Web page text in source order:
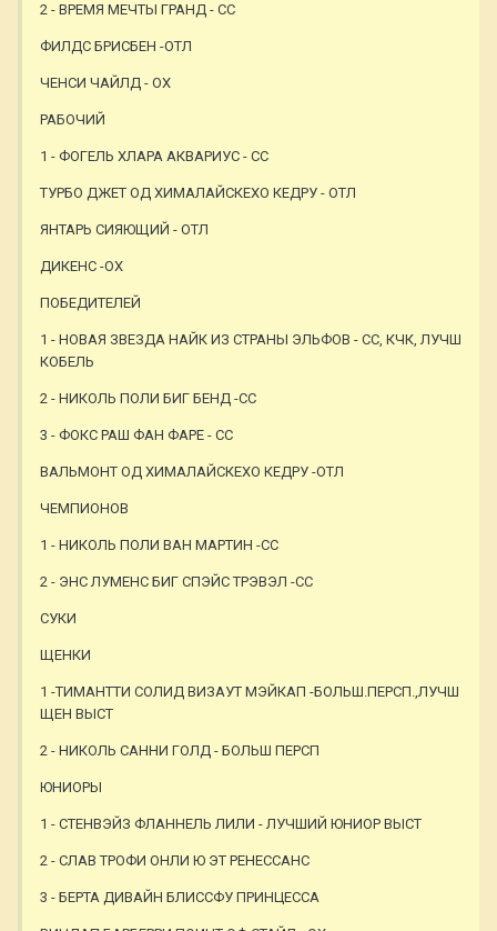
2 - ВРЕМЯ МЕЧТЫ ГРАНД - СС
ФИЛДС БРИСБЕН -ОТЛ
ЧЕНСИ ЧАЙЛД - ОХ
РАБОЧИЙ
1 - ФОГЕЛЬ ХЛАРА АКВАРИУС - СС
ТУРБО ДЖЕТ ОД ХИМАЛАЙСКЕХО КЕДРУ - ОТЛ
ЯНТАРЬ СИЯЮЩИЙ - ОТЛ
ДИКЕНС -ОХ
ПОБЕДИТЕЛЕЙ
1 - НОВАЯ ЗВЕЗДА НАЙК ИЗ СТРАНЫ ЭЛЬФОВ - СС, КЧК, ЛУЧШ
КОБЕЛЬ
2 - НИКОЛЬ ПОЛИ БИГ БЕНД -СС
3 - ФОКС РАШ ФАН ФАРЕ - СС
ВАЛЬМОНТ ОД ХИМАЛАЙСКЕХО КЕДРУ -ОТЛ
ЧЕМПИОНОВ
1 - НИКОЛЬ ПОЛИ ВАН МАРТИН -СС
2 - ЭНС ЛУМЕНС БИГ СПЭЙС ТРЭВЭЛ -СС
СУКИ
ЩЕНКИ
1 -ТИМАНТТИ СОЛИД ВИЗАУТ МЭЙКАП -БОЛЬШ.ПЕРСП.,ЛУЧШ
ЩЕН ВЫСТ
2 - НИКОЛЬ САННИ ГОЛД - БОЛЬШ ПЕРСП
ЮНИОРЫ
1 - СТЕНВЭЙЗ ФЛАННЕЛЬ ЛИЛИ - ЛУЧШИЙ ЮНИОР ВЫСТ
2 - СЛАВ ТРОФИ ОНЛИ Ю ЭТ РЕНЕССАНС
3 - БЕРТА ДИВАЙН БЛИССФУ ПРИНЦЕССА